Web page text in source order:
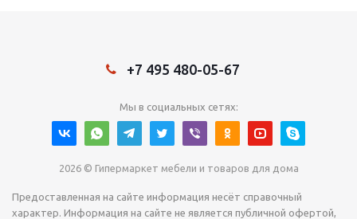
+7 495 480-05-67
Мы в социальных сетях:
2026 © Гипермаркет мебели и товаров для дома
Предоставленная на сайте информация несёт справочный
характер. Информация на сайте не является публичной офертой,